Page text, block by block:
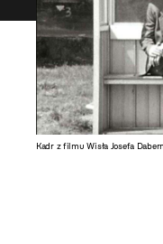
Kadr z filmu Wisła Josefa